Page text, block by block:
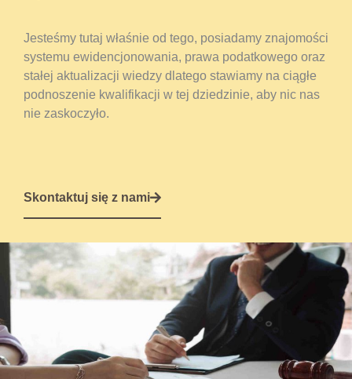
Jesteśmy tutaj właśnie od tego, posiadamy znajomości
systemu ewidencjonowania, prawa podatkowego oraz
stałej aktualizacji wiedzy dlatego stawiamy na ciągłe
podnoszenie kwalifikacji w tej dziedzinie, aby nic nas
nie zaskoczyło.
Skontaktuj się z nami